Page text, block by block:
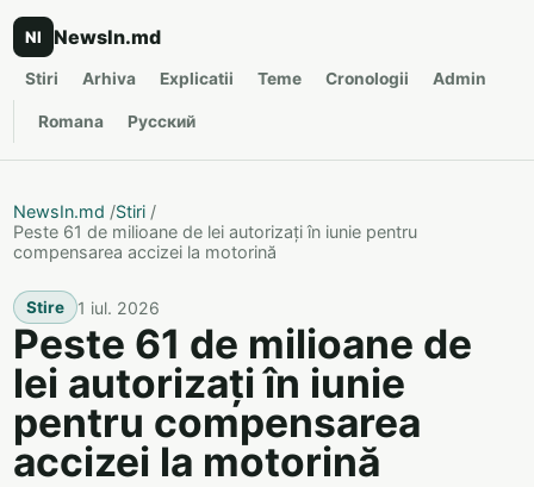
NI NewsIn.md
Stiri Arhiva Explicatii Teme Cronologii Admin
Romana Русский
NewsIn.md /Stiri /
Peste 61 de milioane de lei autorizați în iunie pentru
compensarea accizei la motorină
Stire 1 iul. 2026
Peste 61 de milioane de
lei autorizați în iunie
pentru compensarea
accizei la motorină